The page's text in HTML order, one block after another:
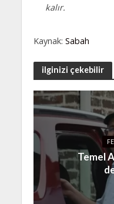
kalır.
Kaynak: Sabah
ilginizi çekebilir
Temel